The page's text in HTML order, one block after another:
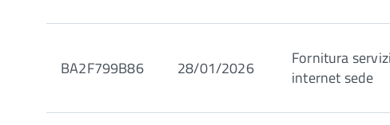
BA2F799B86 28/01/2026
Fornitura
internet sede